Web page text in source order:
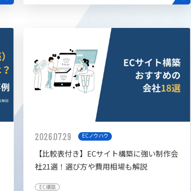
2026.07.29 ECノウハウ
【比較表付き】ECサイト構築に強い制作会
社21選！選び方や費用相場も解説
EC構築